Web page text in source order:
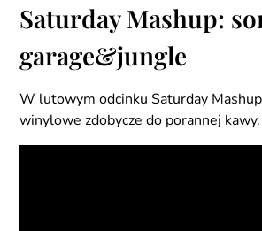
Saturday Mashup:
garage&jungle
W lutowym odcinku Saturday
winylowe zdobycze do porannej kawy.